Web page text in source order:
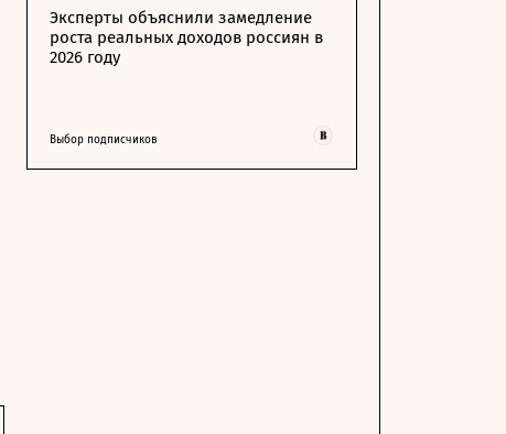
Эксперты объяснили замедление
роста реальных доходов россиян в
2026 году
Выбор подписчиков